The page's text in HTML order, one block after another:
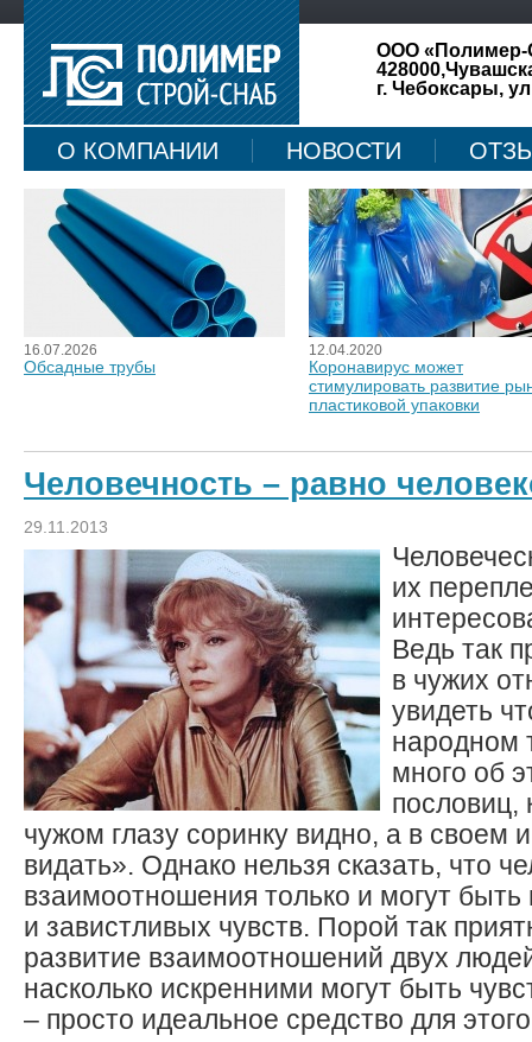
ООО «Полимер-
г. Чебоксары,
О КОМПАНИИ НОВОСТИ
КАРТА САЙТА
16.07.2026
Обсадные трубы
12.04.2020
Коронавирус может
стимулировать развитие
пластиковой упаковки
Человечность – равно
29.11.2013
их
Ведь так
в чужих
увидеть
народном
много об
пословиц,
чужом глазу соринку видно, а в своем
видать». Однако нельзя сказать, что
взаимоотношения только и могут
и завистливых чувств. Порой так
развитие взаимоотношений двух
насколько искренними могут быть
– просто идеальное средство для